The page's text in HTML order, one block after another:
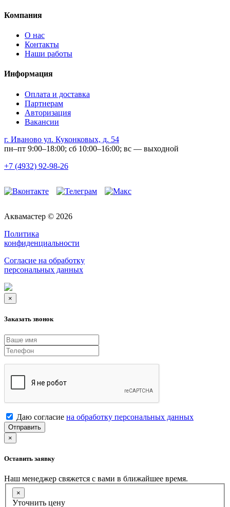
Компания
О нас
Контакты
Наши работы
Информация
Оплата и доставка
Партнерам
Авторизация
Вакансии
г. Иваново ул. Куконковых, д. 54
пн–пт 9:00–18:00; сб 10:00–16:00; вс — выходной
+7 (4932) 92-98-26
Аквамастер © 2026
Политика
конфиденциальности
Согласие на обработку
персональных данных
×
Заказать звонок
Даю согласие на обработку персональных данных
Отправить
×
Оставить заявку
Наш менеджер свяжется с вами в ближайшее время.
×
Уточнить цену